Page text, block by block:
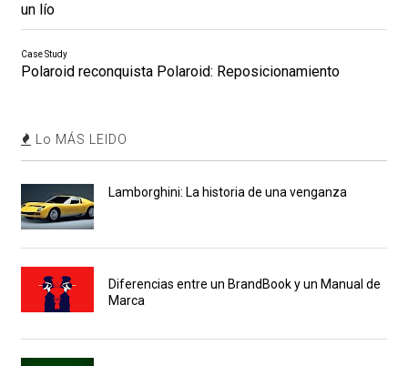
un lío
Case Study
Polaroid reconquista Polaroid: Reposicionamiento
Lo MÁS LEIDO
Lamborghini: La historia de una venganza
Diferencias entre un BrandBook y un Manual de
Marca